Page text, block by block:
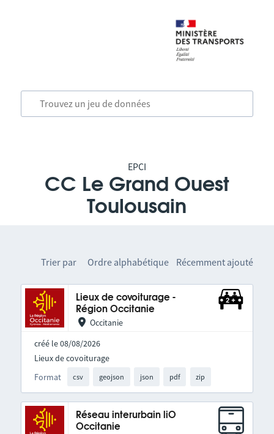
EPCI
CC Le Grand Ouest
Toulousain
Trier par Ordre alphabétique Récemment ajouté
Lieux de covoiturage -
Région Occitanie
Occitanie
créé le 08/08/2026
Format csv geojson json pdf zip
Lieux de covoiturage
Réseau interurbain liO
Occitanie